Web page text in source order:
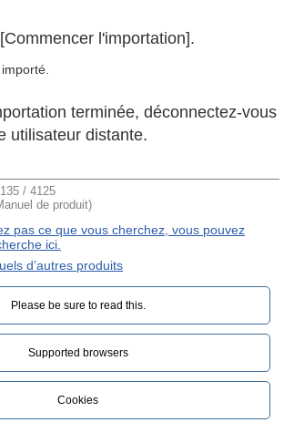
l'importation].
terminée, déconnectez-vous
utilisateur distante.
/ 4125
de produit)
pas ce que vous cherchez, vous pouvez
ici.
d’autres produits
Please be sure to read this.‎
Supported browsers
Cookies